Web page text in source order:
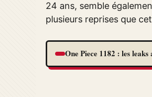
24 ans, semble
plusieurs reprises que
One Piece 1182 : les